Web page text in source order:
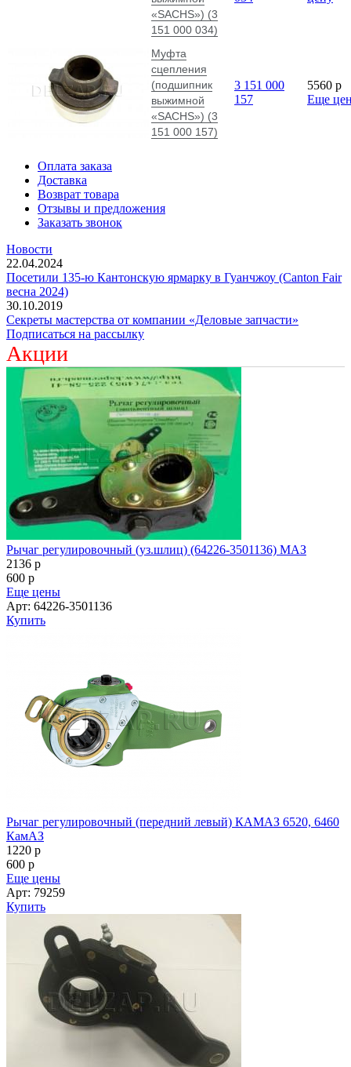
«SACHS») (3
151 000 034)
Муфта
сцепления
(подшипник
выжимной
«SACHS») (3
151 000 157)
3 151 000
157
5560 p
Еще
Оплата заказа
Доставка
Возврат товара
Отзывы и предложения
Заказать звонок
Новости
22.04.2024
Посетили 135-ю Кантонскую ярмарку в Гуанчжоу (Canton Fair
весна 2024)
30.10.2019
Секреты мастерства от компании «Деловые запчасти»
Подписаться на рассылку
Акции
Рычаг регулировочный (уз.шлиц) (64226-3501136) МАЗ
2136 p
600 p
Еще цены
Арт: 64226-3501136
Купить
Рычаг регулировочный (передний левый) КАМАЗ 6520, 6460
КамАЗ
1220 p
600 p
Еще цены
Арт: 79259
Купить